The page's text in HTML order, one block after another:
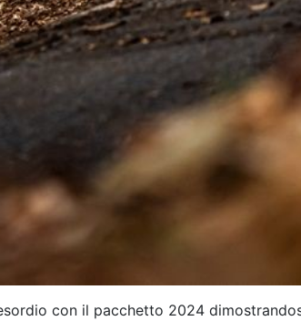
con il pacchetto 2024